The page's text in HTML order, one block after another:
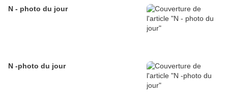
N - photo du jour
N -photo du jour